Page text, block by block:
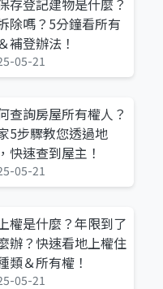
存登記建物是什麼？
除嗎？5分鐘看所有
補登辦法！
05-21
查詢房屋所有權人？
5步驟教您透過地
快速查到屋主！
05-21
權是什麼？年限到了
辦？快速看地上權住
類＆所有權！
05-21